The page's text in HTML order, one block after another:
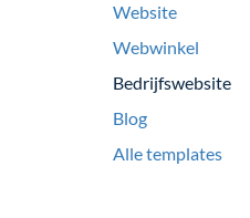
Website
Webwinkel
Bedrijfswebsite
Blog
Alle templates